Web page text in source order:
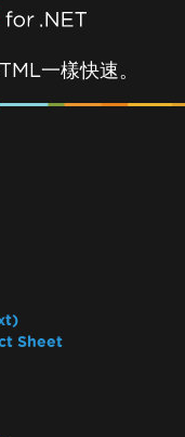
一樣快速。
Sheet